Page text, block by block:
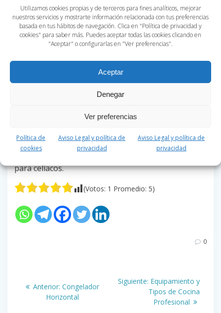
Utilizamos cookies propias y de terceros para fines analíticos, mejorar
nuestros servicios y mostrarte información relacionada con tus preferencias
basada en tus hábitos de navegación. Clica en "Política de privacidad y
cookies" para saber más. Puedes aceptar todas las cookies clicando en
"Aceptar" o configurarlas en "Ver preferencias".
Aceptar
Denegar
Ver preferencias
Política de
cookies
Aviso Legal y política de
privacidad
Aviso Legal y política de
privacidad
de Madrid para los amantes del aguacate. Este
establecimiento no usa productos de origen animal
ni alimentos con gluten, así que podemos encontrar
una carta totalmente apta para celíacos.
espinacas es su plato estrella, aunque no hay que
olvidar postres como el brownie con helado de
y veganos que puedes encontrar en calle Espíritu
¿Has tomado nota? Elige cualquiera de estos
restaurantes de Madrid y disfruta de su cartagluten
para celíacos.
(Votos: 1 Promedio: 5)
0
de Anterior: Entrada
anterior:
Congelador
Horizontal
Siguiente: Siguiente
entrada:
Equipamiento y
Tipos de Cocina
Profesional